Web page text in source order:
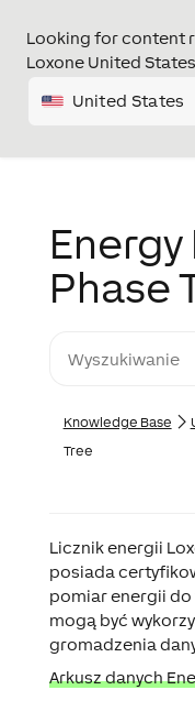
Looking for content
Loxone United
United States
Energy
Phase
Knowledge Base
Tree
Licznik energii
posiada
pomiar energii do
mogą być
gromadzenia
Arkusz danych